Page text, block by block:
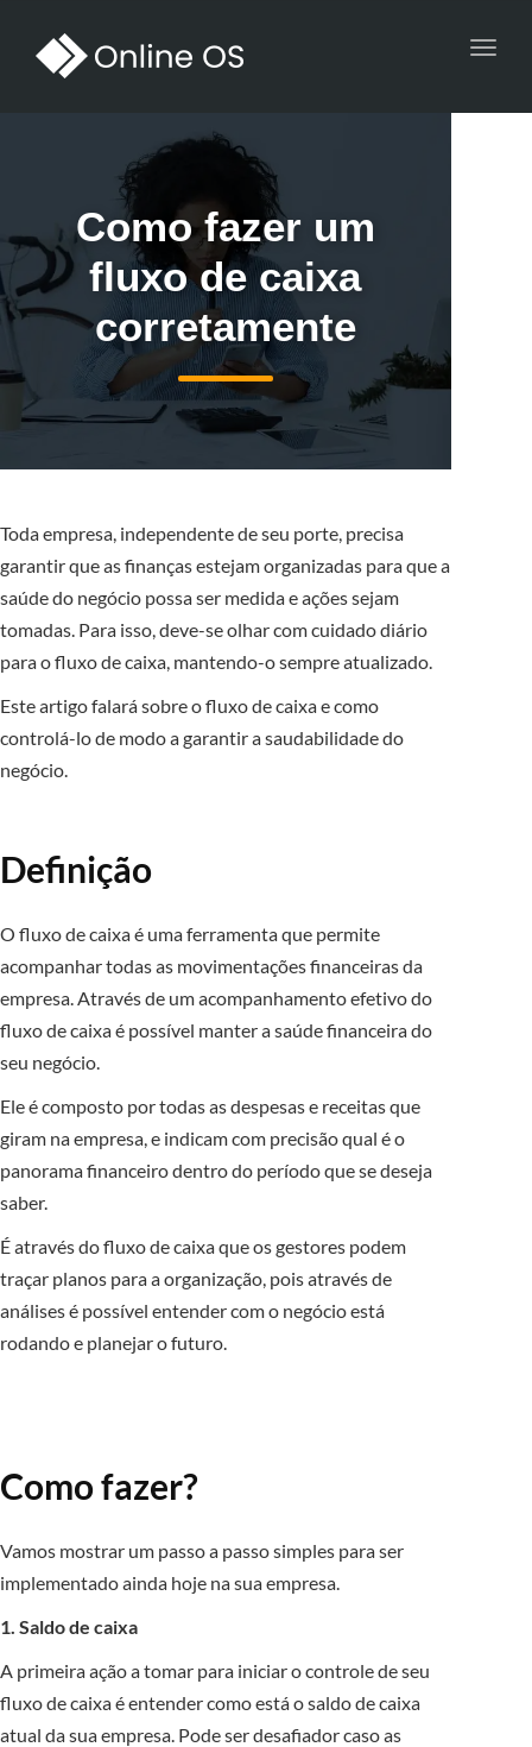
Como fazer um
fluxo de caixa
corretamente
Toda empresa, independente de seu porte, precisa
garantir que as finanças estejam organizadas para que a
saúde do negócio possa ser medida e ações sejam
tomadas. Para isso, deve-se olhar com cuidado diário
para o fluxo de caixa, mantendo-o sempre atualizado.
Este artigo falará sobre o fluxo de caixa e como
controlá-lo de modo a garantir a saudabilidade do
negócio.
Definição
O fluxo de caixa é uma ferramenta que permite
acompanhar todas as movimentações financeiras da
empresa. Através de um acompanhamento efetivo do
fluxo de caixa é possível manter a saúde financeira do
seu negócio.
Ele é composto por todas as despesas e receitas que
giram na empresa, e indicam com precisão qual é o
panorama financeiro dentro do período que se deseja
saber.
É através do fluxo de caixa que os gestores podem
traçar planos para a organização, pois através de
análises é possível entender com o negócio está
rodando e planejar o futuro.
Como fazer?
Vamos mostrar um passo a passo simples para ser
implementado ainda hoje na sua empresa.
1. Saldo de caixa
A primeira ação a tomar para iniciar o controle de seu
fluxo de caixa é entender como está o saldo de caixa
atual da sua empresa. Pode ser desafiador caso as